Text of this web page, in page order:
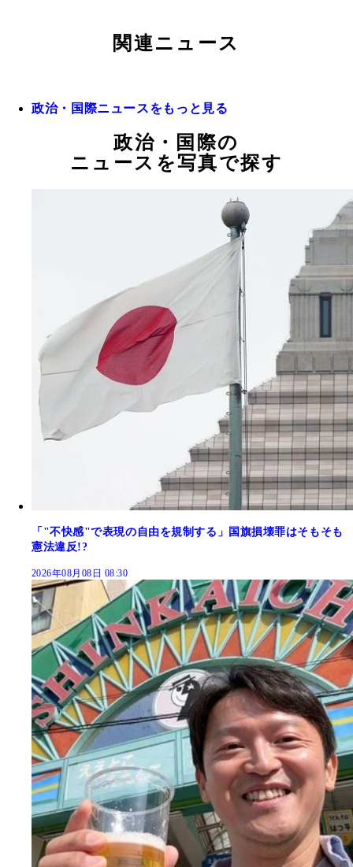
関連ニュース
政治・国際ニュースをもっと見る
政治・国際の
ニュースを写真で探す
「"不快感"で表現の自由を規制する」国旗損壊罪はそもそも
憲法違反!?
2026年08月08日 08:30